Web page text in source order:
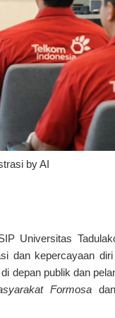
by AI
Universitas
dan kepercayaan
depan publik dan
Formosadan